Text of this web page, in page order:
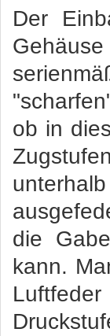
Der
ob in
die
kann.